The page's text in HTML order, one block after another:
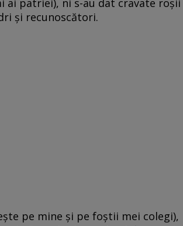
patriei), ni s-au dat cravate roșii
și recunoscători.
pe mine și pe foștii mei colegi),